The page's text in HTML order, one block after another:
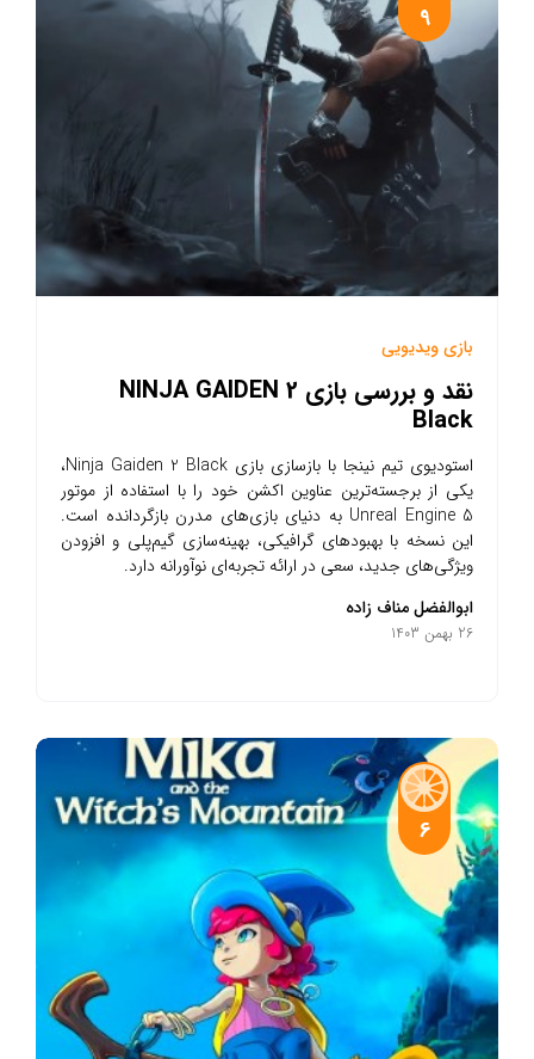
9
بازی ویدیویی
نقد و بررسی بازی NINJA GAIDEN 2
Black
استودیوی تیم نینجا با بازسازی بازی Ninja Gaiden 2 Black،
یکی از برجسته‌ترین عناوین اکشن خود را با استفاده از موتور
Unreal Engine 5 به دنیای بازی‌های مدرن بازگردانده است.
این نسخه با بهبودهای گرافیکی، بهینه‌سازی گیم‌پلی و افزودن
ویژگی‌های جدید، سعی در ارائه تجربه‌ای نوآورانه دارد.
ابوالفضل مناف زاده
26 بهمن 1403
6